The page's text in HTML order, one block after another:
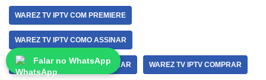
WAREZ TV IPTV COM PREMIERE
WAREZ TV IPTV COMO ASSINAR
WAREZ TV IPTV COMO COMPRAR WAREZ TV IPTV COMPRAR
Falar no WhatsApp